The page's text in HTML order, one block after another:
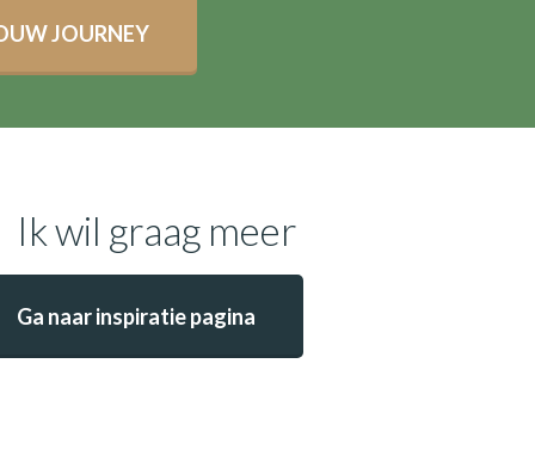
JOURNEY
Ik wil graag meer
Ga naar inspiratie pagina